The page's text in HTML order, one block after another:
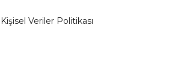
Kişisel Veriler Politikası